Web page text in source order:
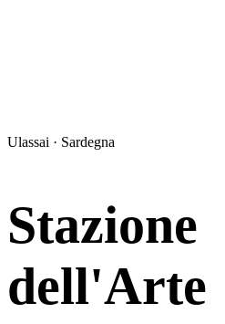
Ulassai · Sardegna
Stazione
dell'Arte